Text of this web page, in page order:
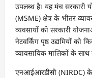
उपलब्ध है। यह मंच सरकारी
(MSME) क्षेत्र के भीतर
व्यवसायों को सरकारी
नेटवर्किंग पृष्ठ उद्यमियों को
व्यावसायिक मालिकों के
एनआईआरडीसी (NIRDC) के